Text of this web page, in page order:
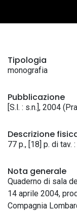
Tipologia
monografia
Pubblicazione
[S.l. : s.n.], 2004
Descrizione
77 p., [18] p. di tav.
Nota generale
Quaderno di sala
14 aprile 2004,
Compagnia